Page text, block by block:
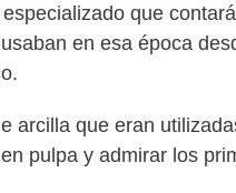
que
en esa época
arcilla que eran
pulpa y admirar los